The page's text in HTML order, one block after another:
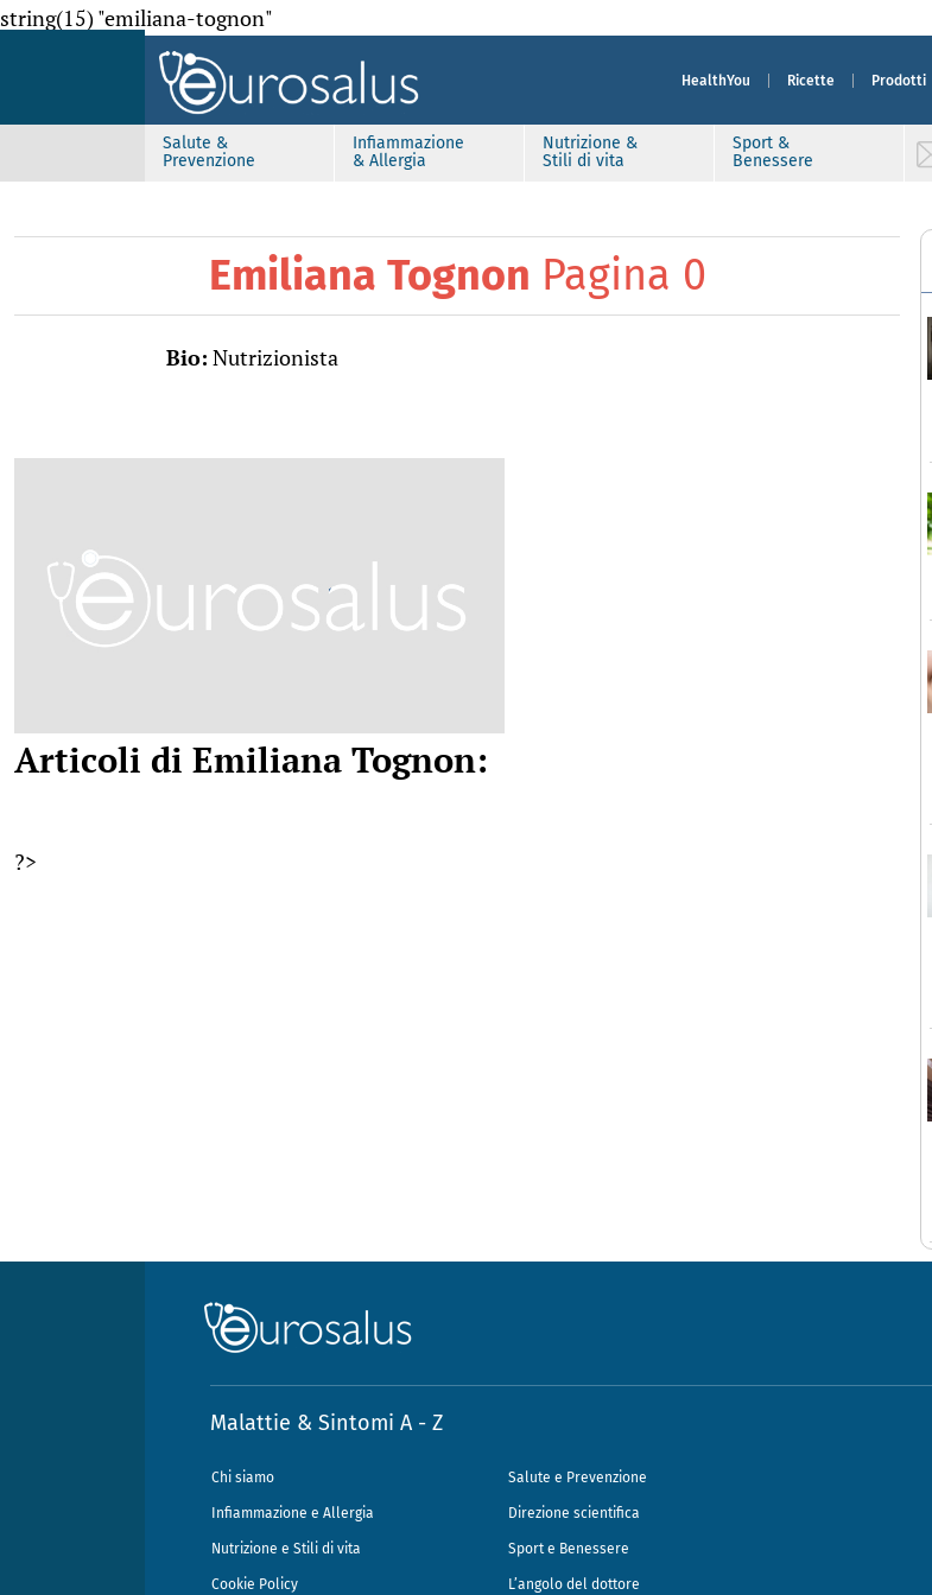
string(15) "emiliana-tognon"
HealthYou Ricette Prodotti
Salute &
Prevenzione
Infiammazione
& Allergia
Nutrizione &
Stili di vita
Sport &
Benessere
Emiliana Tognon Pagina 0
Bio: Nutrizionista
Articoli di Emiliana Tognon:
?>
Malattie & Sintomi A - Z
Chi siamo Salute e Prevenzione
Infiammazione e Allergia Direzione scientifica
Nutrizione e Stili di vita Sport e Benessere
Cookie Policy L’angolo del dottore